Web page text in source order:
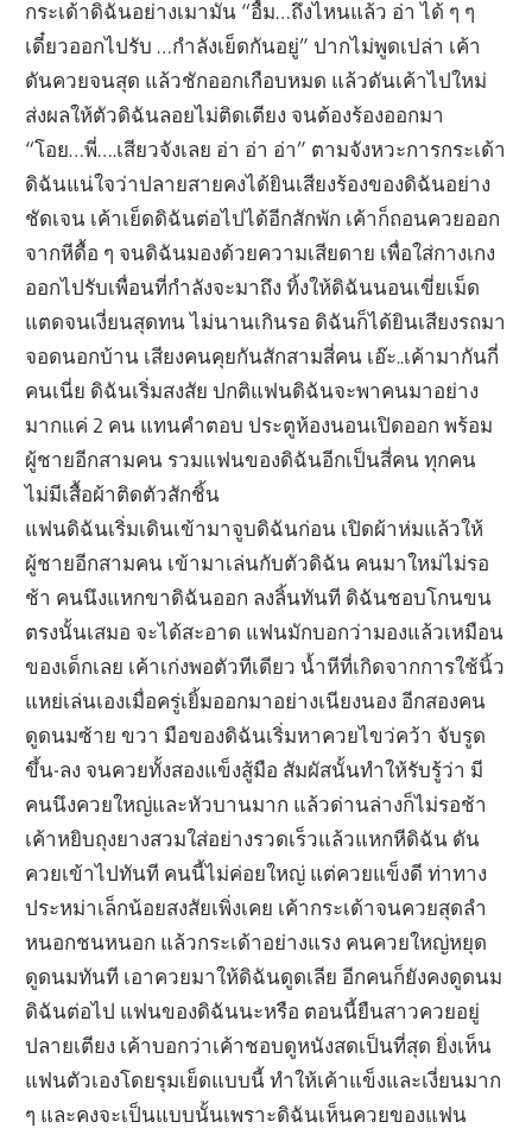
กระเด้าดิฉันอย่างเมามัน “อื้ม…ถึงไหนแล้ว อ่า ได้ ๆ ๆ
เดี๋ยวออกไปรับ …กำลังเย็ดกันอยู่” ปากไม่พูดเปล่า เค้า
ดันควยจนสุด แล้วชักออกเกือบหมด แล้วดันเค้าไปใหม่
ส่งผลให้ตัวดิฉันลอยไม่ติดเตียง จนต้องร้องออกมา
“โอย…พี่….เสียวจังเลย อ่า อ่า อ่า” ตามจังหวะการกระเด้า
ดิฉันแน่ใจว่าปลายสายคงได้ยินเสียงร้องของดิฉันอย่าง
ชัดเจน เค้าเย็ดดิฉันต่อไปได้อีกสักพัก เค้าก็ถอนควยออก
จากหีดื้อ ๆ จนดิฉันมองด้วยความเสียดาย เพื่อใส่กางเกง
ออกไปรับเพื่อนที่กำลังจะมาถึง ทิ้งให้ดิฉันนอนเขี่ยเม็ด
แตดจนเงี่ยนสุดทน ไม่นานเกินรอ ดิฉันก็ได้ยินเสียงรถมา
จอดนอกบ้าน เสียงคนคุยกันสักสามสี่คน เอ๊ะ..เค้ามากันกี่
คนเนี่ย ดิฉันเริ่มสงสัย ปกติแฟนดิฉันจะพาคนมาอย่าง
มากแค่ 2 คน แทนคำตอบ ประตูห้องนอนเปิดออก พร้อม
ผู้ชายอีกสามคน รวมแฟนของดิฉันอีกเป็นสี่คน ทุกคน
ไม่มีเสื้อผ้าติดตัวสักชิ้น
แฟนดิฉันเริ่มเดินเข้ามาจูบดิฉันก่อน เปิดผ้าห่มแล้วให้
ผู้ชายอีกสามคน เข้ามาเล่นกับตัวดิฉัน คนมาใหม่ไม่รอ
ช้า คนนึงแหกขาดิฉันออก ลงลิ้นทันที ดิฉันชอบโกนขน
ตรงนั้นเสมอ จะได้สะอาด แฟนมักบอกว่ามองแล้วเหมือน
ของเด็กเลย เค้าเก่งพอตัวทีเดียว น้ำหีที่เกิดจากการใช้นิ้ว
แหย่เล่นเองเมื่อครู่เยิ้มออกมาอย่างเนียงนอง อีกสองคน
ดูดนมซ้าย ขวา มือของดิฉันเริ่มหาควยไขว่คว้า จับรูด
ขึ้น-ลง จนควยทั้งสองแข็งสู้มือ สัมผัสนั้นทำให้รับรู้ว่า มี
คนนึงควยใหญ่และหัวบานมาก แล้วด่านล่างก็ไม่รอช้า
เค้าหยิบถุงยางสวมใส่อย่างรวดเร็วแล้วแหกหีดิฉัน ดัน
ควยเข้าไปทันที คนนี้ไม่ค่อยใหญ่ แต่ควยแข็งดี ท่าทาง
ประหม่าเล็กน้อยสงสัยเพิ่งเคย เค้ากระเด้าจนควยสุดลำ
หนอกชนหนอก แล้วกระเด้าอย่างแรง คนควยใหญ่หยุด
ดูดนมทันที เอาควยมาให้ดิฉันดูดเลีย อีกคนก็ยังคงดูดนม
ดิฉันต่อไป แฟนของดิฉันนะหรือ ตอนนี้ยืนสาวควยอยู่
ปลายเตียง เค้าบอกว่าเค้าชอบดูหนังสดเป็นที่สุด ยิ่งเห็น
แฟนตัวเองโดยรุมเย็ดแบบนี้ ทำให้เค้าแข็งและเงี่ยนมาก
ๆ และคงจะเป็นแบบนั้นเพราะดิฉันเห็นควยของแฟน